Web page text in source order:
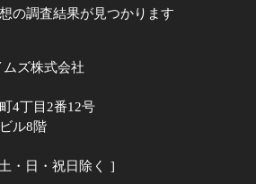
の調査結果が見つかります
ズ株式会社
4丁目2番12号
ル8階
・日・祝日除く ]